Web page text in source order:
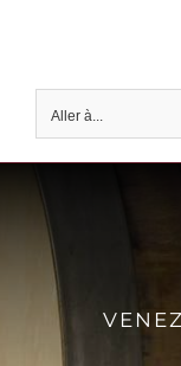
Aller à...